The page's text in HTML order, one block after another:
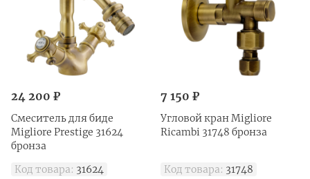
24 200 ₽
Смеситель для биде
Migliore Prestige 31624
бронза
Код товара: 31624
7 150 ₽
Угловой кран Migliore
Ricambi 31748 бронза
Код товара: 31748